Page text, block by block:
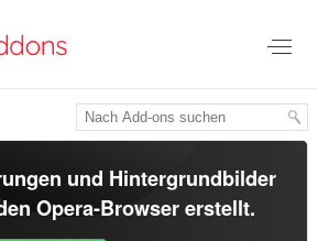
und Hintergrundbilder
Opera-Browsererstellt.